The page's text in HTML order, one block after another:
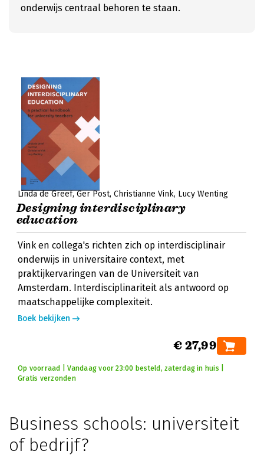
onderwijs centraal behoren te staan.
Linda de Greef Ger Post Christianne Vink Lucy Wenting
Designing interdisciplinary
education
Vink en collega's richten zich op interdisciplinair
onderwijs in universitaire context, met
praktijkervaringen van de Universiteit van
Amsterdam. Interdisciplinariteit als antwoord op
maatschappelijke complexiteit.
Boek bekijken
€ 27,99
Op voorraad | Vandaag voor 23:00 besteld, zaterdag in huis |
Gratis verzonden
Business schools: universiteit
of bedrijf?